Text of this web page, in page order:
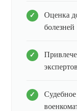
Оценка
болезней
экспертов